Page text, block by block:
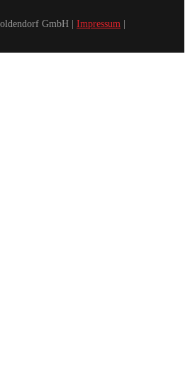
GmbH | Impressum